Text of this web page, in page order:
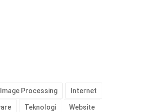
Image Processing Internet
Teknologi Website